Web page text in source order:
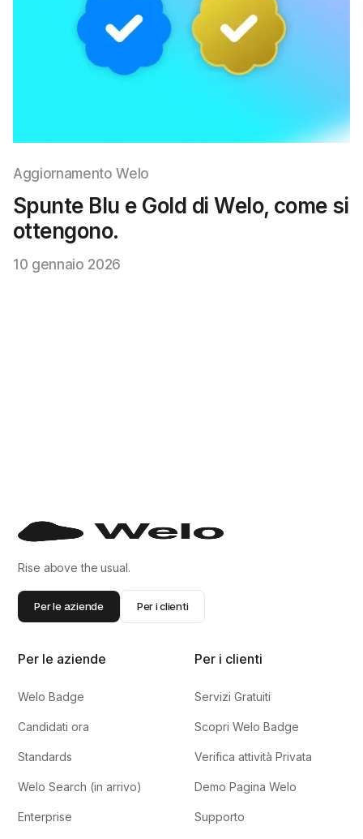
Aggiornamento Welo
Spunte Blu e Gold di Welo, come si
ottengono.
10 gennaio 2026
Rise above the usual.
Per le aziende Per i clienti
Per le aziende
Welo Badge
Candidati ora
Standards
Welo Search (in arrivo)
Enterprise
Per i clienti
Servizi Gratuiti
Scopri Welo Badge
Verifica attività Privata
Demo Pagina Welo
Supporto